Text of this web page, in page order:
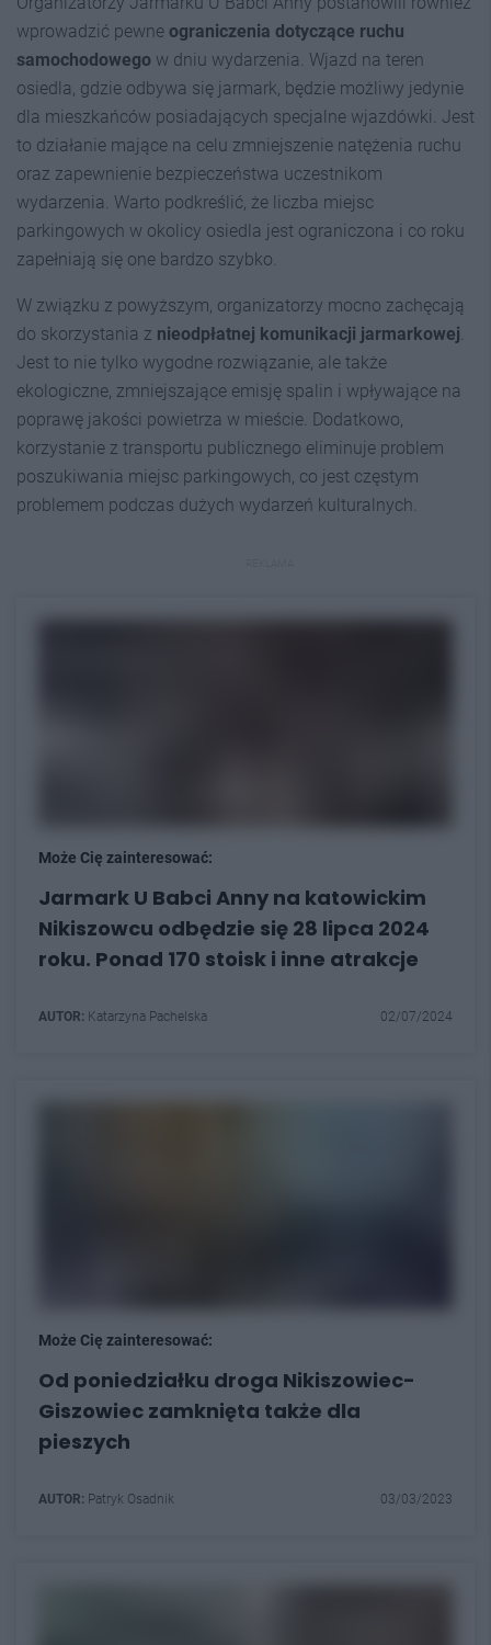
wprowadzić pewne ograniczenia dotyczące ruchu
samochodowego w dniu wydarzenia. Wjazd na teren
osiedla, gdzie odbywa się jarmark, będzie możliwy jedynie
dla mieszkańców posiadających specjalne wjazdówki. Jest
to działanie mające na celu zmniejszenie natężenia ruchu
oraz zapewnienie bezpieczeństwa uczestnikom
wydarzenia. Warto podkreślić, że liczba miejsc
parkingowych w okolicy osiedla jest ograniczona i co roku
zapełniają się one bardzo szybko.
W związku z powyższym, organizatorzy mocno zachęcają
do skorzystania z nieodpłatnej komunikacji jarmarkowej.
Jest to nie tylko wygodne rozwiązanie, ale także
ekologiczne, zmniejszające emisję spalin i wpływające na
poprawę jakości powietrza w mieście. Dodatkowo,
korzystanie z transportu publicznego eliminuje problem
poszukiwania miejsc parkingowych, co jest częstym
problemem podczas dużych wydarzeń kulturalnych.
Może Cię zainteresować:
Jarmark U Babci Anny na katowickim
Nikiszowcu odbędzie się 28 lipca 2024
roku. Ponad 170 stoisk i inne atrakcje
AUTOR: Katarzyna Pachelska 02/07/2024
Może Cię zainteresować:
Od poniedziałku droga Nikiszowiec-
Giszowiec zamknięta także dla
pieszych
AUTOR: Patryk Osadnik 03/03/2023